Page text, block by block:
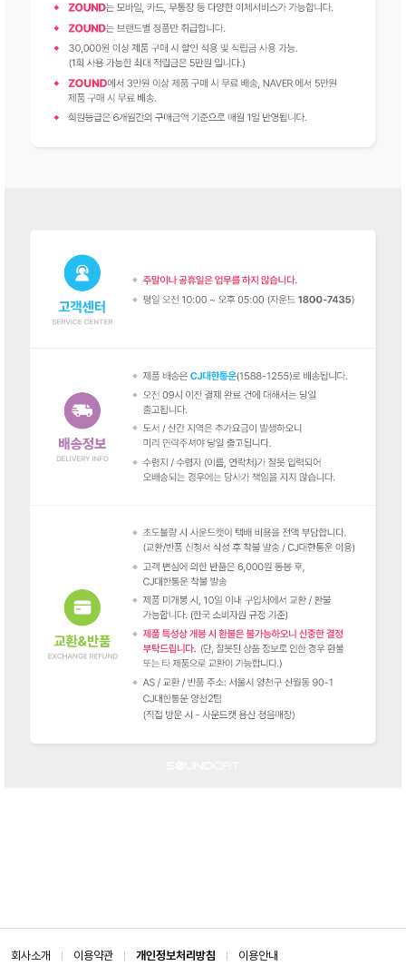
회사소개 이용약관 개인정보처리방침 이용안내